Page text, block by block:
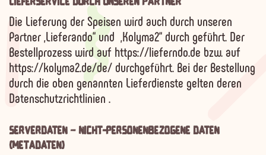
Die Lieferung der Speisen wird auch durch unseren
Partner „Lieferando“ und „Kolyma2“ durch geführt. Der
Bestellprozess wird auf https://lieferndo.de bzw. auf
https://kolyma2.de/de/ durchgeführt. Bei der Bestellung
durch die oben genannten Lieferdienste gelten deren
Datenschutzrichtlinien .
SERVERDATEN – NICHT-PERSONENBEZOGENE DATEN
(METADATEN)